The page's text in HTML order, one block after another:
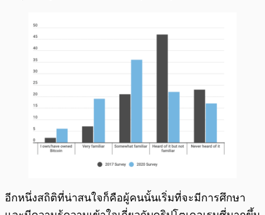
อีกหนึ่งสถิติที่น่าสนใจก็คือผู้คนนั้นเริ่มที่จะมีการศึกษา